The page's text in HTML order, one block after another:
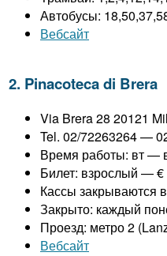
Автобусы:
Вебсайт
2. Pinacoteca di Brera
Via Brera 28 20121
Tel. 02/72263264 —
Время работы: вт —
Билет: взрослый — €
Кассы закрываются
Закрыто: каждый
Проезд: метро 2
Вебсайт